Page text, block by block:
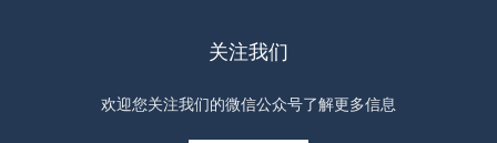
关注我们
欢迎您关注我们的微信公众号了解更多信息